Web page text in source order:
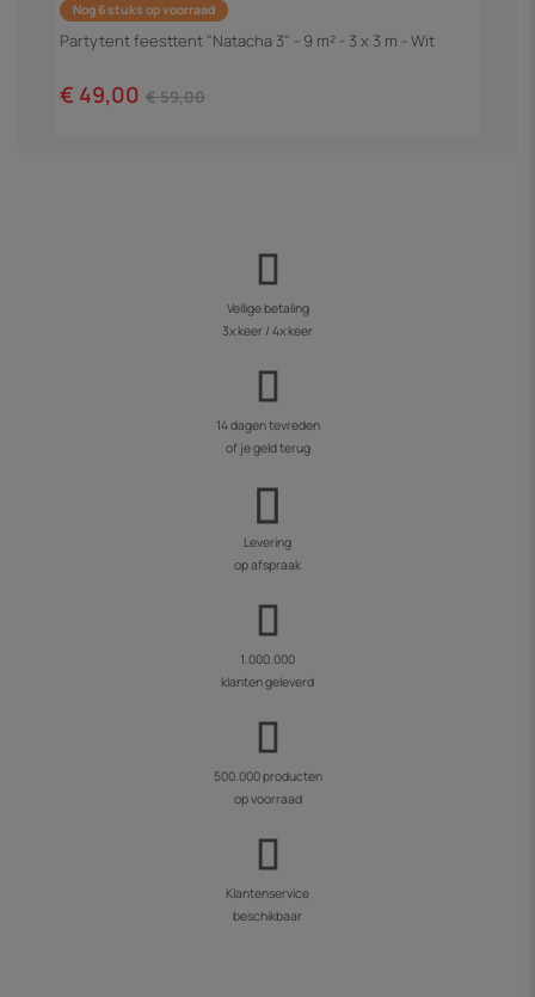
Nog 6 stuks op voorraad
Partytent feesttent "Natacha 3" - 9 m² - 3 x 3 m - Wit
€ 49,00 € 59,00
Veilige betaling
3x keer / 4x keer
14 dagen tevreden
of je geld terug
Levering
op afspraak
1.000.000
klanten geleverd
500.000 producten
op voorraad
Klantenservice
beschikbaar